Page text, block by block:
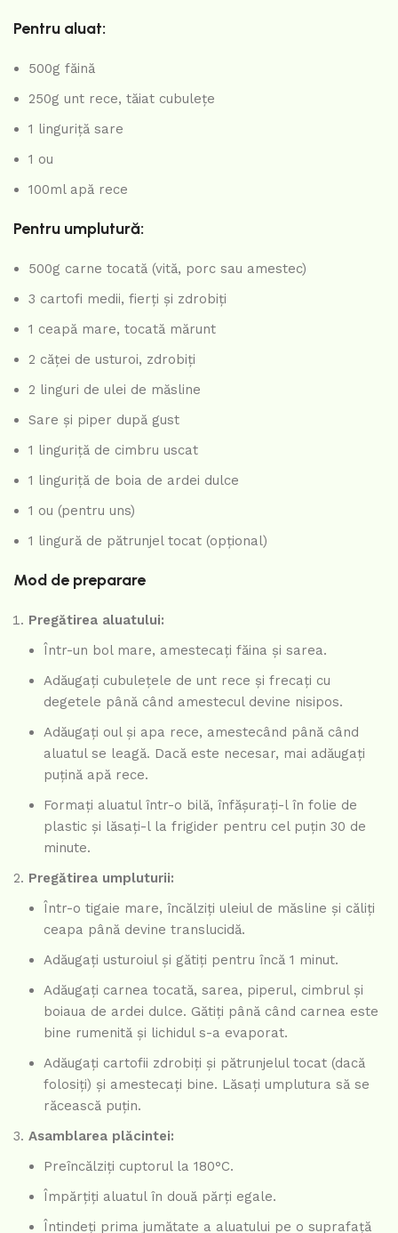
Pentru aluat:
500g făină
250g unt rece, tăiat cubulețe
1 linguriță sare
1 ou
100ml apă rece
Pentru umplutură:
500g carne tocată (vită, porc sau amestec)
3 cartofi medii, fierți și zdrobiți
1 ceapă mare, tocată mărunt
2 căței de usturoi, zdrobiți
2 linguri de ulei de măsline
Sare și piper după gust
1 linguriță de cimbru uscat
1 linguriță de boia de ardei dulce
1 ou (pentru uns)
1 lingură de pătrunjel tocat (opțional)
Mod de preparare
Pregătirea aluatului:
Într-un bol mare, amestecați făina și sarea.
Adăugați cubulețele de unt rece și frecați cu
degetele până când amestecul devine nisipos.
Adăugați oul și apa rece, amestecând până când
aluatul se leagă. Dacă este necesar, mai adăugați
puțină apă rece.
Formați aluatul într-o bilă, înfășurați-l în folie de
plastic și lăsați-l la frigider pentru cel puțin 30 de
minute.
Pregătirea umpluturii:
Într-o tigaie mare, încălziți uleiul de măsline și căliți
ceapa până devine translucidă.
Adăugați usturoiul și gătiți pentru încă 1 minut.
Adăugați carnea tocată, sarea, piperul, cimbrul și
boiaua de ardei dulce. Gătiți până când carnea este
bine rumenită și lichidul s-a evaporat.
Adăugați cartofii zdrobiți și pătrunjelul tocat (dacă
folosiți) și amestecați bine. Lăsați umplutura să se
răcească puțin.
Asamblarea plăcintei:
Preîncălziți cuptorul la 180°C.
Împărțiți aluatul în două părți egale.
Întindeți prima jumătate a aluatului pe o suprafață